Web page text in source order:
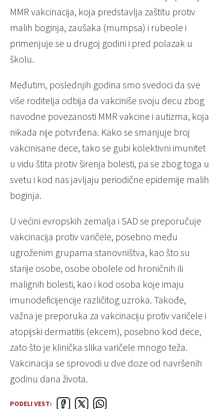
MMR vakcinacija, koja predstavlja zaštitu protiv
malih boginja, zaušaka (mumpsa) i rubeole i
primenjuje se u drugoj godini i pred polazak u
školu.
Međutim, poslednjih godina smo svedoci da sve
više roditelja odbija da vakciniše svoju decu zbog
navodne povezanosti MMR vakcine i autizma, koja
nikada nije potvrđena. Kako se smanjuje broj
vakcinisane dece, tako se gubi kolektivni imunitet
u vidu štita protiv širenja bolesti, pa se zbog toga u
svetu i kod nas javljaju periodične epidemije malih
boginja.
U većini evropskih zemalja i SAD se preporučuje
vakcinacija protiv varičele, posebno među
ugroženim grupama stanovništva, kao što su
starije osobe, osobe obolele od hroničnih ili
malignih bolesti, kao i kod osoba koje imaju
imunodeficijencije različitog uzroka. Takođe,
važna je preporuka za vakcinaciju protiv varičele i
atopijski dermatitis (ekcem), posebno kod dece,
zato što je klinička slika varičele mnogo teža.
Vakcinacija se sprovodi u dve doze od navršenih
godinu dana života.
PODELI VEST: